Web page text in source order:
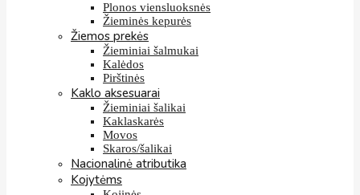
Plonos viensluoksnės
Žieminės kepurės
Žiemos prekės
Žieminiai šalmukai
Kalėdos
Pirštinės
Kaklo aksesuarai
Žieminiai šalikai
Kaklaskarės
Movos
Skaros/šalikai
Nacionalinė atributika
Kojytėms